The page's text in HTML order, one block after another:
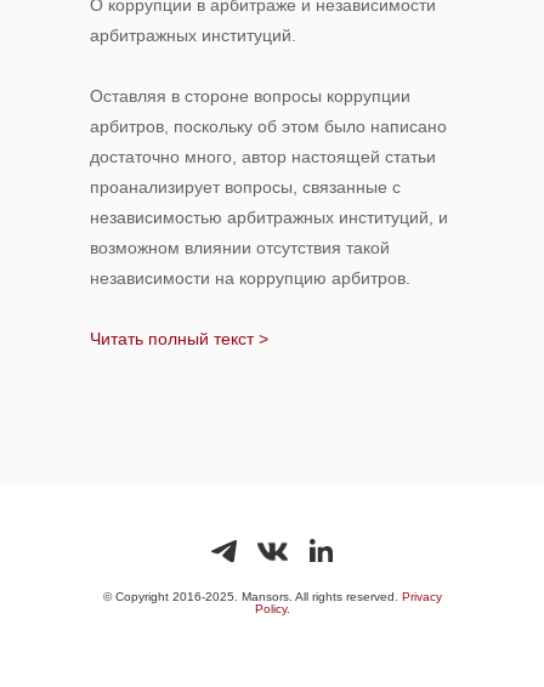
О коррупции в арбитраже и независимости
арбитражных институций.
Оставляя в стороне вопросы коррупции
арбитров, поскольку об этом было написано
достаточно много, автор настоящей статьи
проанализирует вопросы, связанные с
независимостью арбитражных институций, и
возможном влиянии отсутствия такой
независимости на коррупцию арбитров.
Читать полный текст >
© Copyright 2016-2025. Mansors. All rights reserved. Privacy
Policy.